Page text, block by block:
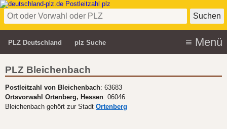
PLZ Deutschland plz Suche
PLZ Bleichenbach
Postleitzahl von Bleichenbach: 63683
Ortsvorwahl Ortenberg, Hessen: 06046
Bleichenbach gehört zur Stadt Ortenberg